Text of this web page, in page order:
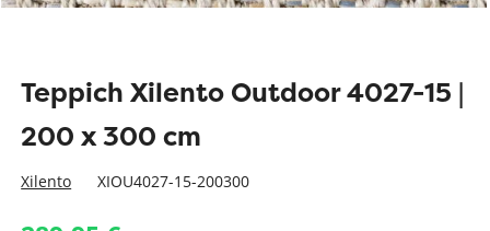
Teppich Xilento Outdoor 4027-15 |
200 x 300 cm
Xilento XIOU4027-15-200300